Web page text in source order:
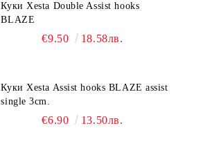
Куки Xesta Double Assist hooks
BLAZE
€9.50 18.58лв.
Куки Xesta Assist hooks BLAZE assist
single 3cm.
€6.90 13.50лв.